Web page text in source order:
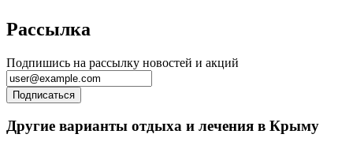
Рассылка
Подпишись на рассылку новостей и акций
Другие варианты отдыха и лечения в Крыму